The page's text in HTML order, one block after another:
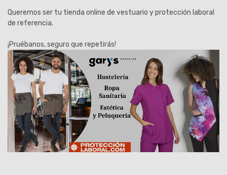
Queremos ser tu tienda online de vestuario y protección laboral
de referencia.
¡Pruébanos, seguro que repetirás!